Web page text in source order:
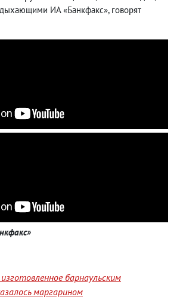
ИА «Банкфакс», говорят
барнаульским
маргарином